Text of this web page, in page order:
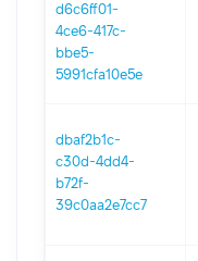
d6c6ff01-
4ce6-417c-
bbe5-
5991cfa10e5e
dbaf2b1c-
c30d-4dd4-
b72f-
39c0aa2e7cc7